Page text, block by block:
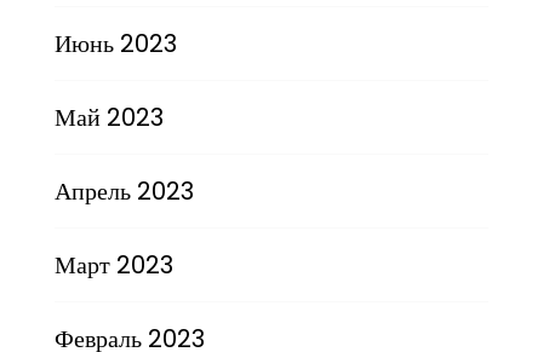
Июнь 2023
Май 2023
Апрель 2023
Март 2023
Февраль 2023